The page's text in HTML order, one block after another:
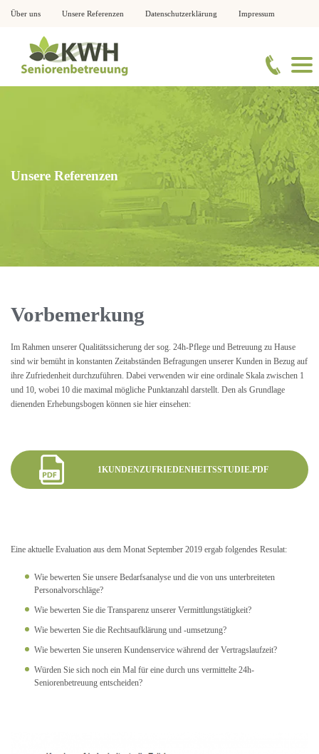
Über uns Unsere Referenzen Datenschutzerklärung Impressum
Unsere Referenzen
Vorbemerkung
Im Rahmen unserer Qualitätssicherung der sog. 24h-Pflege und Betreuung zu Hause
sind wir bemüht in konstanten Zeitabständen Befragungen unserer Kunden in Bezug auf
ihre Zufriedenheit durchzuführen. Dabei verwenden wir eine ordinale Skala zwischen 1
und 10, wobei 10 die maximal mögliche Punktanzahl darstellt. Den als Grundlage
dienenden Erhebungsbogen können sie hier einsehen:
1KUNDENZUFRIEDENHEITSSTUDIE.PDF
Eine aktuelle Evaluation aus dem Monat September 2019 ergab folgendes Resulat:
Wie bewerten Sie unsere Bedarfsanalyse und die von uns unterbreiteten
Personalvorschläge?
Wie bewerten Sie die Transparenz unserer Vermittlungstätigkeit?
Wie bewerten Sie die Rechtsaufklärung und -umsetzung?
Wie bewerten Sie unseren Kundenservice während der Vertragslaufzeit?
Würden Sie sich noch ein Mal für eine durch uns vermittelte 24h-
Seniorenbetreuung entscheiden?